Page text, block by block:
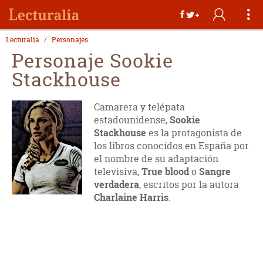
Lecturalia Personajes
Personaje Sookie
Stackhouse
Camarera y telépata
estadounidense,Sookie
Stackhouse es la protagonista de
los libros conocidos en España por
el nombre de su adaptación
televisiva,True bloodoSangre
verdadera, escritos por la autora
Charlaine Harris.